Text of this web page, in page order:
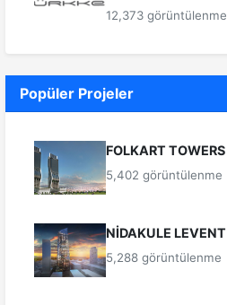
12,373 görüntülenme
Popüler Projeler
FOLKART TOWERS
5,402 görüntülenme
NİDAKULE LEVENT
5,288 görüntülenme